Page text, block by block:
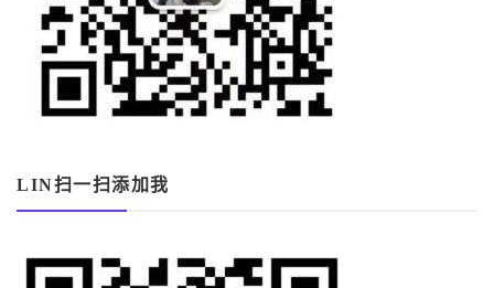
LIN扫一扫添加我